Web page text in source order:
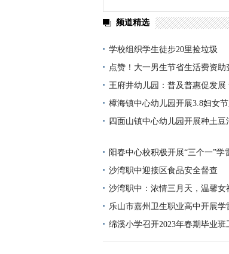
频道精选
学校组织学生徒步20里捡垃圾
点赞！大一男生节省生活费资助
王府井幼儿园：普及普惠促发展
樟海镇中心幼儿园开展3.8妇女
四面山镇中心幼儿园开展种土豆
阳春中心校积极开展“三个一”学
沙湾职中迎接区食品安全督查
沙湾职中：浓情三月天，温馨女
乐山市嘉州卫生职业高中开展学
绵溪小学召开2023年春期毕业班